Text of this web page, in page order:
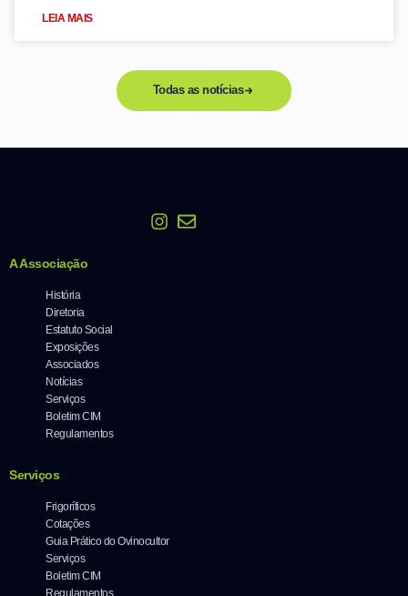
LEIA MAIS
Todas as notícias
A Associação
História
Diretoria
Estatuto Social
Exposições
Associados
Notícias
Serviços
Boletim CIM
Regulamentos
Serviços
Frigoríficos
Cotações
Guia Prático do Ovinocultor
Serviços
Boletim CIM
Regulamentos